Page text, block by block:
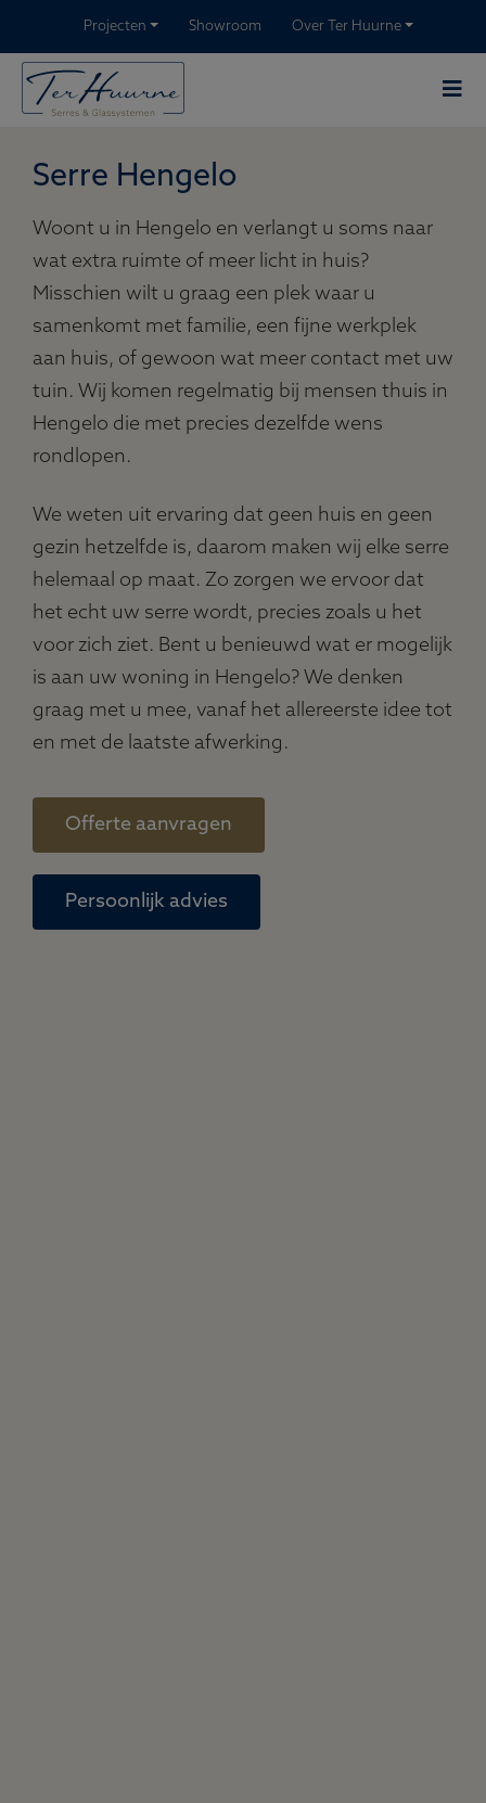
Projecten Showroom Over Ter Huurne
Serre Hengelo
Woont u in Hengelo en verlangt u soms naar
wat extra ruimte of meer licht in huis?
Misschien wilt u graag een plek waar u
samenkomt met familie, een fijne werkplek
aan huis, of gewoon wat meer contact met uw
tuin. Wij komen regelmatig bij mensen thuis in
Hengelo die met precies dezelfde wens
rondlopen.
We weten uit ervaring dat geen huis en geen
gezin hetzelfde is, daarom maken wij elke serre
helemaal op maat. Zo zorgen we ervoor dat
het echt uw serre wordt, precies zoals u het
voor zich ziet. Bent u benieuwd wat er mogelijk
is aan uw woning in Hengelo? We denken
graag met u mee, vanaf het allereerste idee tot
en met de laatste afwerking.
Offerte aanvragen
Persoonlijk advies